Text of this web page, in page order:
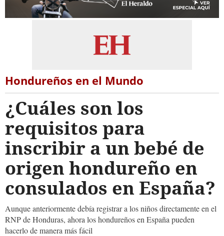
Hondureños en el Mundo
¿Cuáles son los
requisitos para
inscribir a un bebé de
origen hondureño en
consulados en España?
Aunque anteriormente debía registrar a los niños directamente en el
RNP de Honduras, ahora los hondureños en España pueden
hacerlo de manera más fácil